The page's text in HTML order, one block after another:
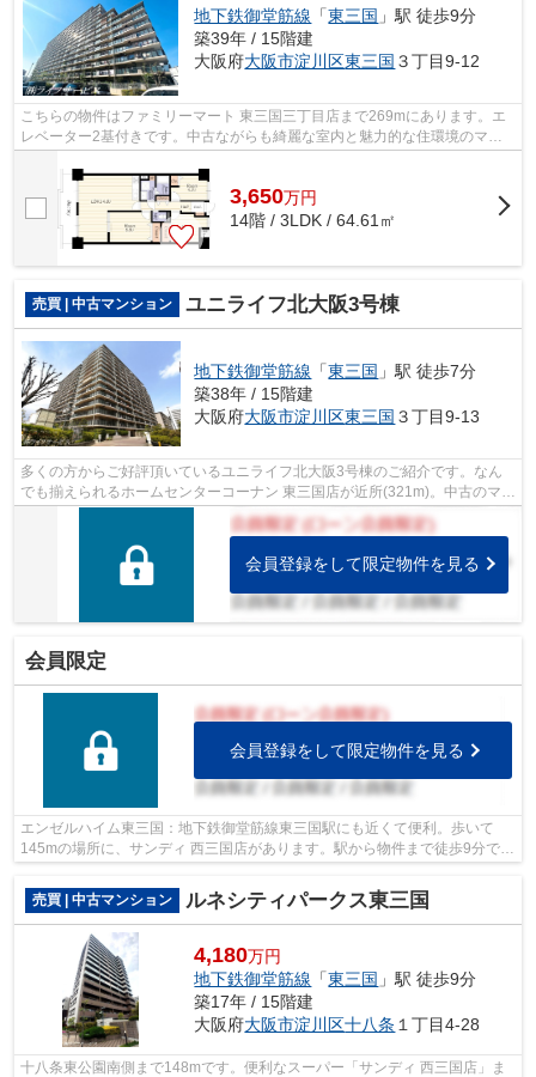
地下鉄御堂筋線 「東三国 」駅 徒歩9分
築39年 / 15階建
大阪府大阪市淀川区東三国 ３丁目9-12
こちらの物件はファミリーマート 東三国三丁目店まで269mにあります。エ
レベーター2基付きです。中古ながらも綺麗な室内と魅力的な住環境のマン
3,650万円
14階 / 3LDK / 64.61㎡
売買 | 中古マンション ユニライフ北大阪3号棟
地下鉄御堂筋線 「東三国 」駅 徒歩7分
築38年 / 15階建
大阪府大阪市淀川区東三国 ３丁目9-13
多くの方からご好評頂いているユニライフ北大阪3号棟のご紹介です。なん
でも揃えられるホームセンターコーナン 東三国店が近所(321m)。中古のマン
ションなら費用も抑えられ、その分の...
会員登録をして限定物件を見る
会員限定
会員登録をして限定物件を見る
エンゼルハイム東三国：地下鉄御堂筋線東三国駅にも近くて便利。歩いて
145mの場所に、サンディ 西三国店があります。駅から物件まで徒歩9分で
売買 | 中古マンション
ルネシティパークス東三国
4,180万円
地下鉄御堂筋線 「東三国 」駅 徒歩9分
築17年 / 15階建
大阪府大阪市淀川区十八条 １丁目4-28
十八条東公園南側まで148mです。便利なスーパー「サンディ 西三国店」ま